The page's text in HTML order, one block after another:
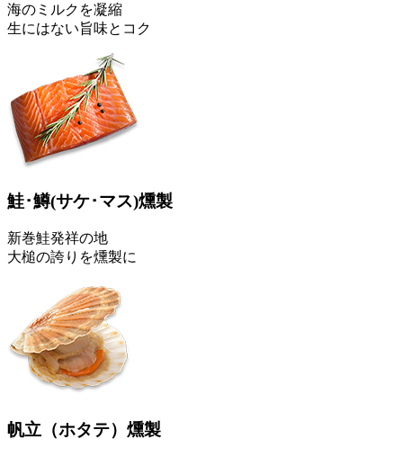
海のミルクを凝縮
生にはない旨味とコク
鮭･鱒(サケ･マス)燻製
新巻鮭発祥の地
大槌の誇りを燻製に
帆立 （ホタテ） 燻製